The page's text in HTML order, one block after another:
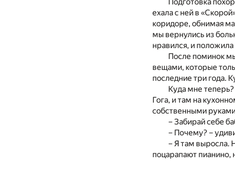
ехала с ней в
коридоре, обнимая
мы вернулись из
нравился, и положила
После поминок
вещами, которые
последние три года.
Куда мне
Гога, и там на
собственными
– Забирай себе
– Почему? –
– Я там выросла.
поцарапают пианино,